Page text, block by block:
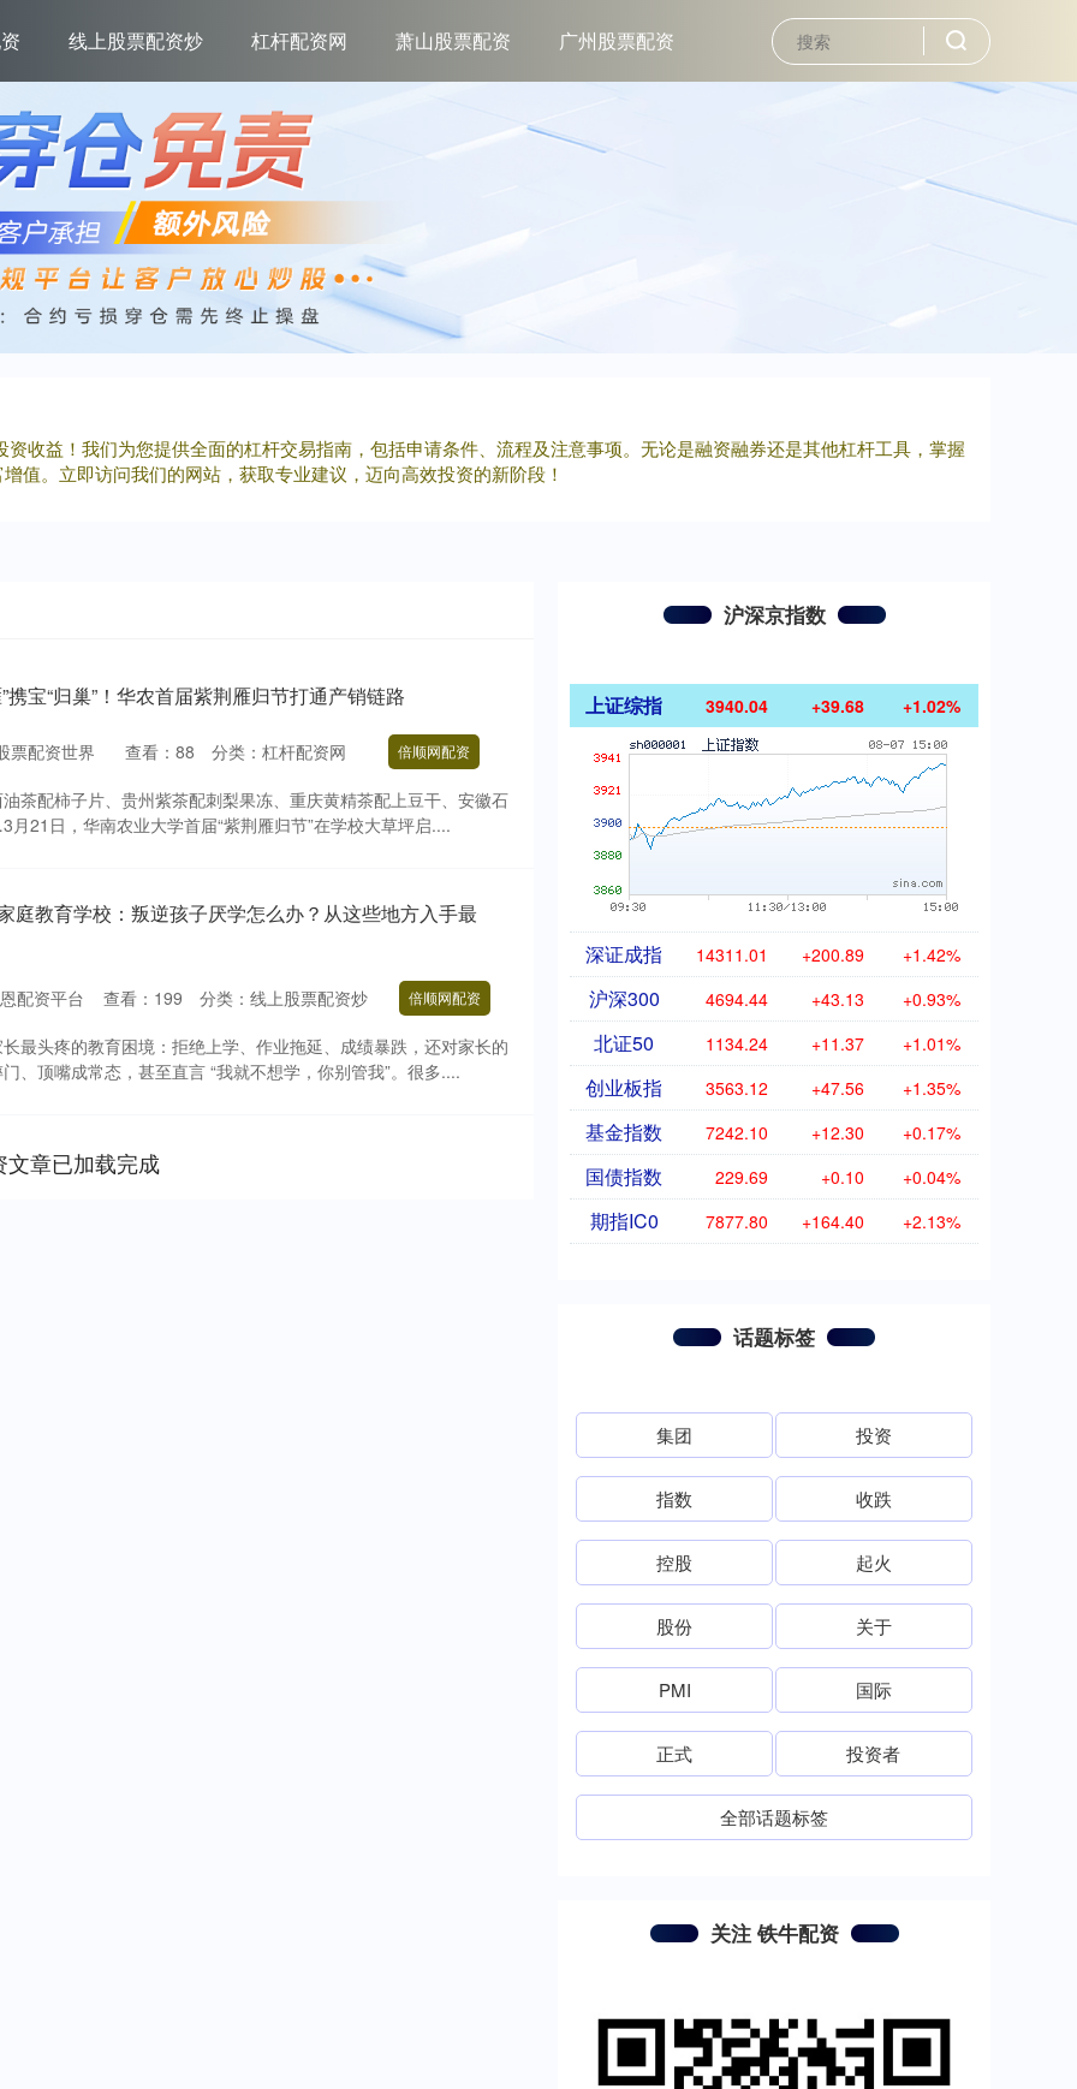
线上股票配资炒 杠杆配资网 萧山股票配资 广州股票配资
收益！我们为您提供全面的杠杆交易指南，包括申请条件、流程及注意事项。无论是融资融券还是其他杠杆工具，掌握
值。立即访问我们的网站，获取专业建议，迈向高效投资的新阶段！
携宝“归巢”！华农首届紫荆雁归节打通产销链路
票配资世界 查看： 88 分类： 杠杆配资网 倍顺网配资
茶配柿子片、贵州紫茶配刺梨果冻、重庆黄精茶配上豆干、安徽石
21日，华南农业大学首届“紫荆雁归节”在学校大草坪启....
庭教育学校：叛逆孩子厌学怎么办？从这些地方入手最
配资平台 查看： 199 分类： 线上股票配资炒 倍顺网配资
最头疼的教育困境：拒绝上学、作业拖延、成绩暴跌，还对家长的
、顶嘴成常态，甚至直言 “我就不想学，你别管我”。很多....
文章已加载完成
沪深京指数
上证综指 3940.04 +39.68 +1.02%
深证成指 14311.01 +200.89 +1.42%
沪深300 4694.44 +43.13 +0.93%
北证50 1134.24 +11.37 +1.01%
创业板指 3563.12 +47.56 +1.35%
基金指数 7242.10 +12.30 +0.17%
国债指数 229.69 +0.10 +0.04%
期指IC0 7877.80 +164.40 +2.13%
话题标签
集团 投资
指数 收跌
控股 起火
股份 关于
PMI 国际
正式 投资者
全部话题标签
关注 铁牛配资